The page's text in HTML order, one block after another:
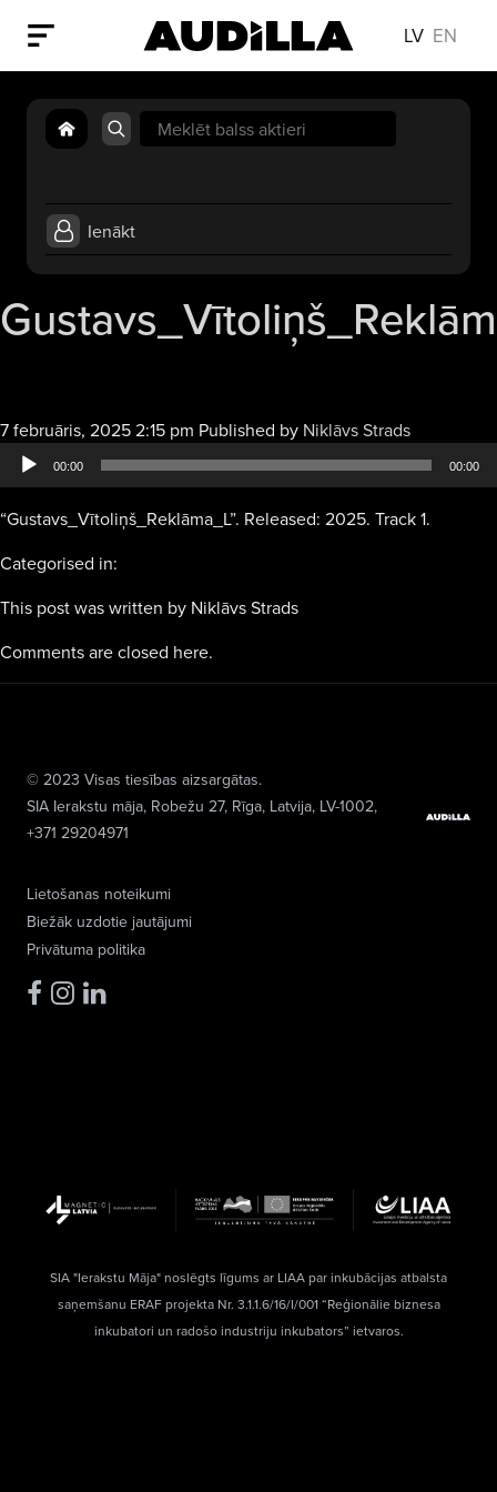
LV EN
Search
for:
Ienākt
7 februāris, 2025 2:15 pm Published by Niklāvs StradsAudio
atskaņotājs
00:00 00:00
“Gustavs_Vītoliņš_Reklāma_L”. Released: 2025. Track 1.
Categorised in:
This post was written by Niklāvs Strads
Comments are closed here.
Lietošanas noteikumi
Biežāk uzdotie jautājumi
Privātuma politika
© 2023 Visas tiesības aizsargātas.
SIA Ierakstu māja, Robežu 27, Rīga, Latvija, LV-1002,
+371 29204971
SIA "Ierakstu Māja" noslēgts līgums ar LIAA par inkubācijas atbalsta
saņemšanu ERAF projekta Nr. 3.1.1.6/16/I/001 “Reģionālie biznesa
inkubatori un radošo industriju inkubators” ietvaros.